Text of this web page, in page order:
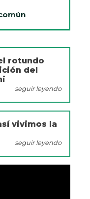
rotundo
del
seguir leyendo
vivimos la
seguir leyendo